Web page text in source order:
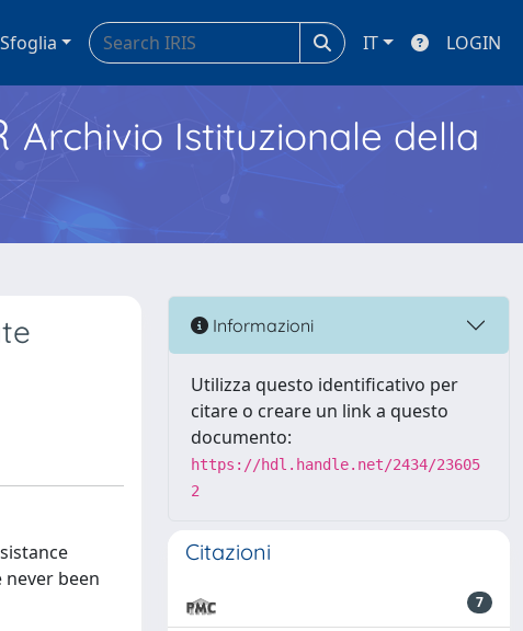
Sfoglia IT LOGIN
Archivio Istituzionale della
been
Informazioni
Utilizza questo identificativo per
citare o creare un link a questo
documento:
https://hdl.handle.net/2434/23605
2
Citazioni
7